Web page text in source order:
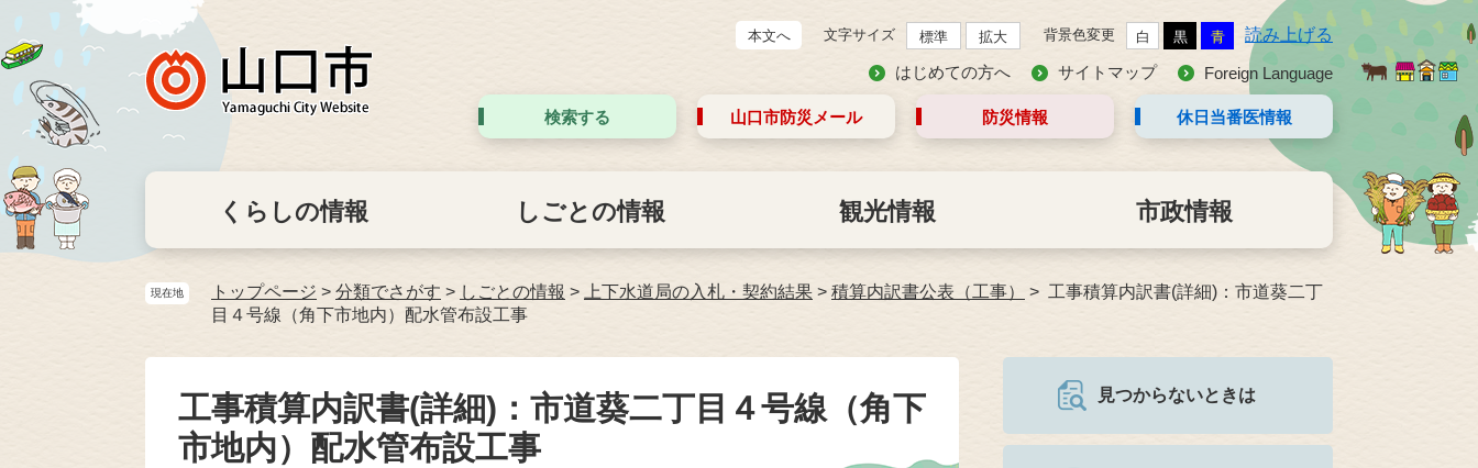
本文へ 文字サイズ 標準 拡大 背景色変更 白 黒 青 読み上げる
はじめての方へ サイトマップ Foreign Language
検索する 山口市防災 メール 防災情報 休日当番医情報
くらしの情報 しごとの情報 観光情報 市政情報
現在地 トップページ > 分類でさがす > しごとの情報 > 上下水道局の入札・契約結果 > 積算内訳書公表（工事）
工事積算内訳書(詳細)：市道葵二丁
目４号線（角下市地内）配水管布設工事
工事積算内訳書(詳細)：市道葵二丁目４号線（角下
市地内）配水管布設工事
見つからないときは